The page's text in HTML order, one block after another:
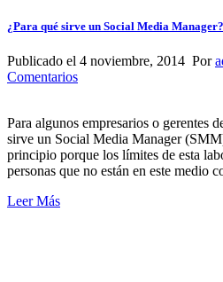
¿Para qué sirve un Social Media Manager?
Publicado el 4 noviembre, 2014 Por
Comentarios
Para algunos empresarios o gerentes
sirve un Social Media Manager
principio porque los límites de esta
personas que no están en este medio
Leer Más